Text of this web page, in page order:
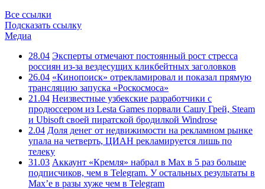
Все ссылки
Подсказать ссылку
Медиа
28.04 Эксперты отмечают постоянный рост стресса
россиян из-за вездесущих кликбейтных заголовков
26.04 «Кинопоиск» отрекламировал и показал прямую
трансляцию запуска «Роскосмоса»
21.04 Неизвестные узбекские разработчики с
продюссером из Lesta Games порвали Сашу Грей, Steam
и Ubisoft своей пиратской бродилкой Windrose
2.04 Доля денег от недвижимости на рекламном рынке
упала на четверть, ЦИАН рекламируется лишь по
телеку
31.03 Аккаунт «Кремля» набрал в Max в 5 раз больше
подписчиков, чем в Telegram. У остальных результаты в
Max’е в разы хуже чем в Telegram